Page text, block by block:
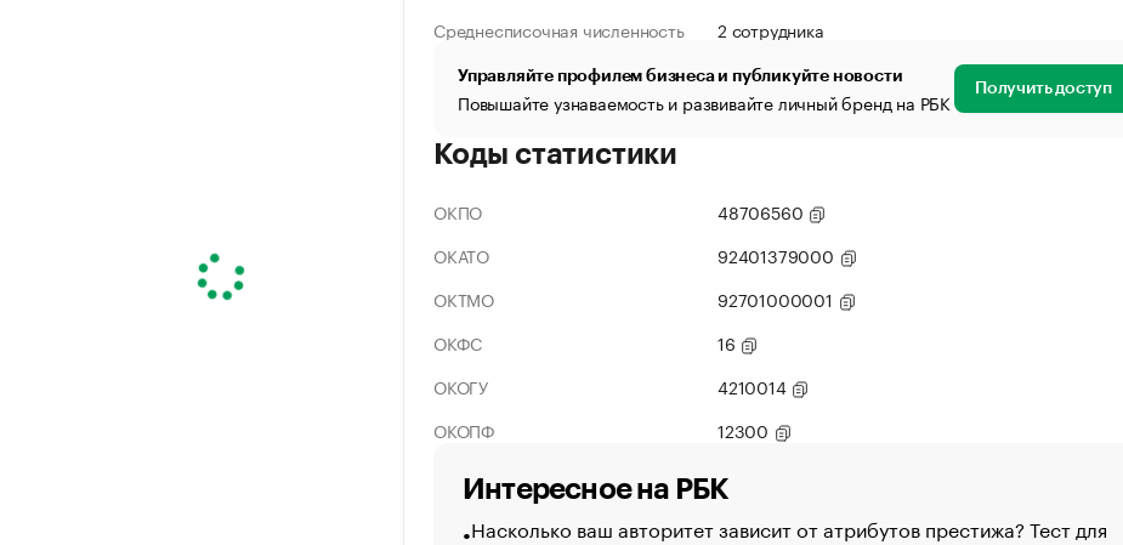
Среднесписочная численность
2 сотрудника
Управляйте профилем бизнеса и публикуйте новости
Повышайте узнаваемость и развивайте личный бренд на РБК Получить доступ
Коды статистики
ОКПО
48706560
ОКАТО
92401379000
ОКТМО
92701000001
ОКФС
16
ОКОГУ
4210014
ОКОПФ
12300
Интересное на РБК
Насколько ваш авторитет зависит от атрибутов престижа? Тест для